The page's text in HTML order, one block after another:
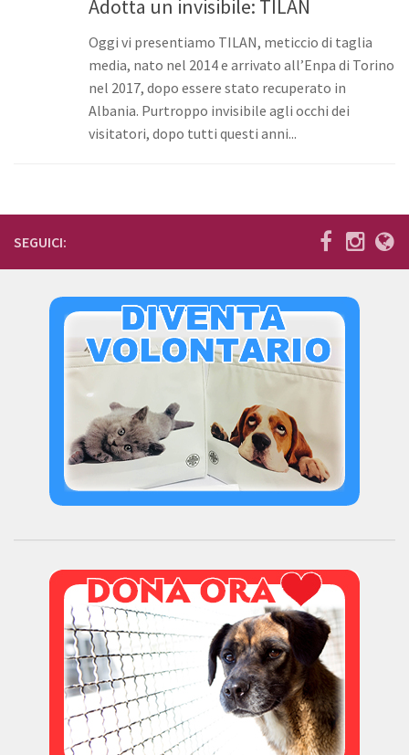
Cani taglia piccola
Diventa volontario
Diventa socio
Foto
Video
Adotta un invisibile: TILAN
Oggi vi presentiamo TILAN, meticcio di taglia
media, nato nel 2014 e arrivato all’Enpa di Torino
nel 2017, dopo essere stato recuperato in
Albania. Purtroppo invisibile agli occhi dei
visitatori, dopo tutti questi anni...
SEGUICI: